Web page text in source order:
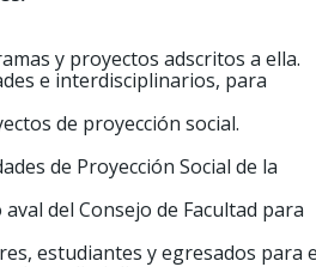
y proyectos adscritos a ella.
e interdisciplinarios, para
de proyección social.
de Proyección Social de la
del Consejo de Facultad para
estudiantes y egresados para